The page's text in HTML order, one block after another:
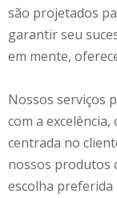
são projetados
garantir seu
em mente,
Nossos serviços
com a
centrada no
nossos produtos
escolha preferida